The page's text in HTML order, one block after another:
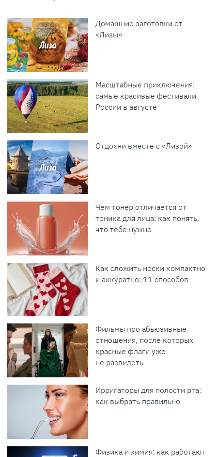
Домашние заготовки от
«Лизы»
Масштабные приключения:
самые красивые фестивали
России в августе
Отдохни вместе с «Лизой»
Чем тонер отличается от
тоника для лица: как понять,
что тебе нужно
Как сложить носки компактно
и аккуратно: 11 способов
Фильмы про абьюзивные
отношения, после которых
красные флаги уже
не развидеть
Ирригаторы для полости рта:
как выбрать правильно
Физика и химия: как работают